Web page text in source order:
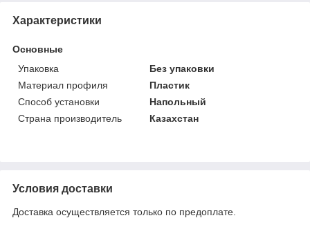
Характеристики
Основные
Упаковка
Без упаковки
Материал профиля
Пластик
Способ установки
Напольный
Страна производитель
Казахстан
Условия доставки
Доставка осуществляется только по предоплате.